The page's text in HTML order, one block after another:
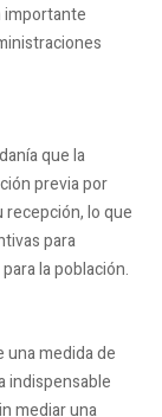
importante
que la
previa por
recepción, lo que
para
la población.
una medida de
indispensable
mediar una